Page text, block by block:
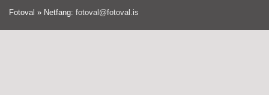
Fotoval » Netfang: fotoval@fotoval.is